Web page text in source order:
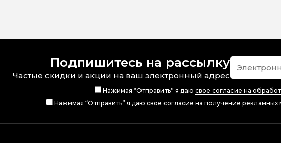
Подпишитесь на рассылку
Частые скидки и акции на ваш электронный адрес
Нажимая “Отправить” я даю свое согласие на
Нажимая “Отправить” я даю свое согласие на получение рекламных